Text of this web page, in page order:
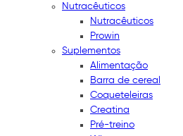
Nutracêuticos
Nutracêuticos
Prowin
Suplementos
Alimentação
Barra de cereal
Coqueteleiras
Creatina
Pré-treino